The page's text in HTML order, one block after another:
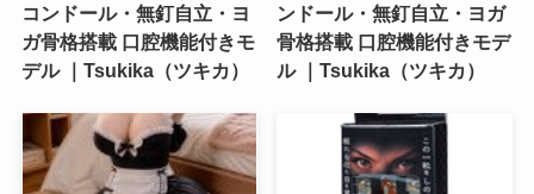
コンドール・無釘自立・ヨ
ガ骨格搭載 口腔機能付きモ
デル ｜Tsukika（ツキカ）
ンドール・無釘自立・ヨガ
骨格搭載 口腔機能付きモデ
ル ｜Tsukika（ツキカ）